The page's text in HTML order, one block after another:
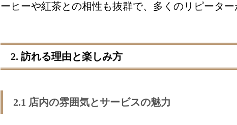
ーヒーや紅茶との相性も抜群で、多くのリピーター
2. 訪れる理由と楽しみ方
2.1 店内の雰囲気とサービスの魅力